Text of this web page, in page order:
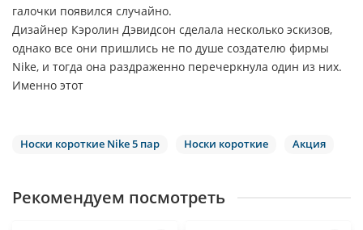
галочки появился случайно.
Дизайнер Кэролин Дэвидсон сделала несколько эскизов,
однако все они пришлись не по душе создателю фирмы
Nike, и тогда она раздраженно перечеркнула один из них.
Именно этот
Носки короткие Nike 5 пар Носки короткие Акция
Рекомендуем посмотреть